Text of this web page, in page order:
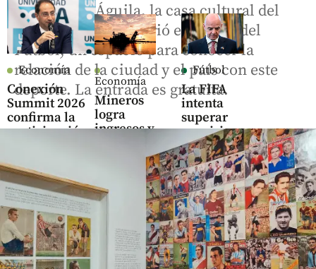
Economía
Conexión
Summit 2026
confirma la
participación
vicepresidente
electo José
Manuel
Restrepo en el
evento
share
Economía
Mineros
logra
ingresos y
récord en
el primer
semestre
de 2026
Fútbol
La FIFA
intenta
superar
su crisis
con
disculpas
y dio su
“pleno
apoyo” a
Infantino
share
El Solar del Águila, la casa cultural del
Águila Descalza, abrió el Museo del
Fútbol, un espacio para conocer la
relación de la ciudad y el país con este
deporte. La entrada es gratuita.